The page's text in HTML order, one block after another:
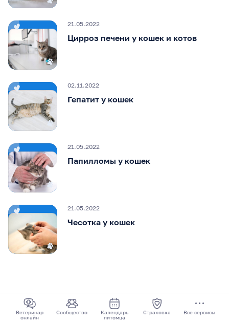
Ветеринар
онлайн
Сообщество
Календарь
питомца
Страховка Все сервисы
21.05.2022
Цирроз печени у кошек и котов
02.11.2022
Гепатит у кошек
21.05.2022
Папилломы у кошек
21.05.2022
Чесотка у кошек